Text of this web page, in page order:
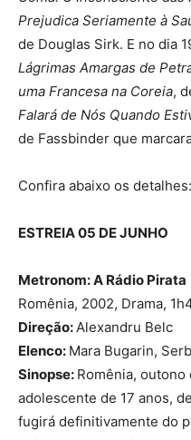
Prejudica Seriamente à
de Douglas Sirk. E no dia
Lágrimas Amargas de
uma Francesa na Coreia,
Falará de Nós Quando
de Fassbinder que
Confira abaixo os detalhes:
ESTREIA 05 DE JUNHO
Metronom: A Rádio Pirata
Romênia, 2002, Drama,
Direção:Alexandru Belc
Elenco: Mara Bugarin,
Sinopse: Romênia, outono
adolescente de 17 anos,
fugirá definitivamente do